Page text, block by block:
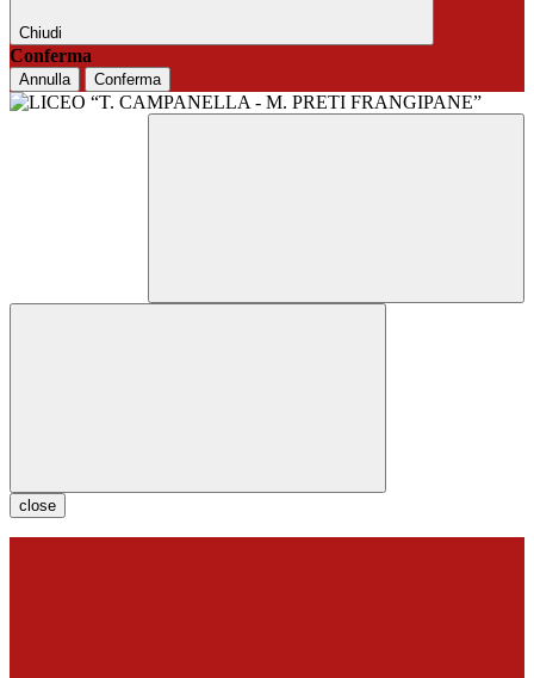
Chiudi
Conferma
Annulla Conferma
close